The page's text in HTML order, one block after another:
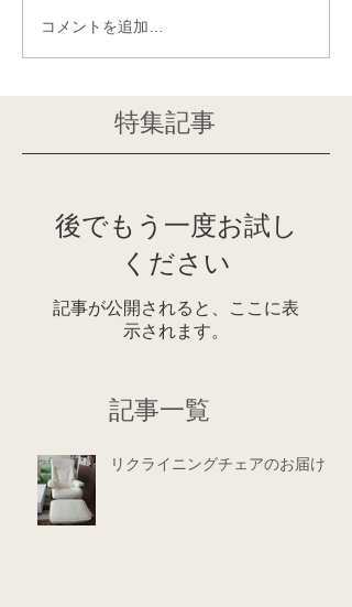
コメントを追加…
特集記事
後でもう一度お試し
ください
記事が公開されると、ここに表
示されます。
記事一覧
リクライニングチェアのお届け